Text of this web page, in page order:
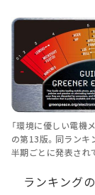
「環境に優しい電機
の第13版。同ラン
半期ごとに発表され
ランキングの